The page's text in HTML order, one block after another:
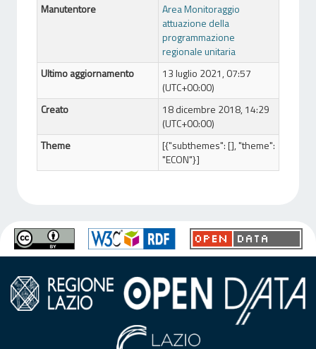
Manutentore
Area Monitoraggio
attuazione della
programmazione
regionale unitaria
Ultimo aggiornamento
13 luglio 2021, 07:57
(UTC+00:00)
Creato
18 dicembre 2018, 14:29
(UTC+00:00)
Theme
[{"subthemes": [], "theme":
"ECON"}]